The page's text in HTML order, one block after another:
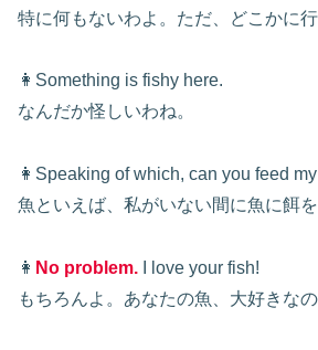
特に何もないわよ。ただ、どこかに行
👩Something is fishy here.
なんだか怪しいわね。
👩Speaking of which, can you feed
魚といえば、私がいない間に魚に餌
👩 No problem.
I love your fish!
もちろんよ。あなたの魚、大好きなの